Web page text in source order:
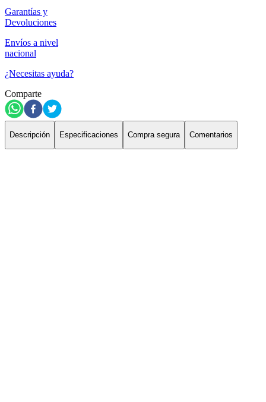
Garantías y
Devoluciones
Envíos a nivel
nacional
¿Necesitas ayuda?
Comparte
Descripción Especificaciones Compra segura Comentarios